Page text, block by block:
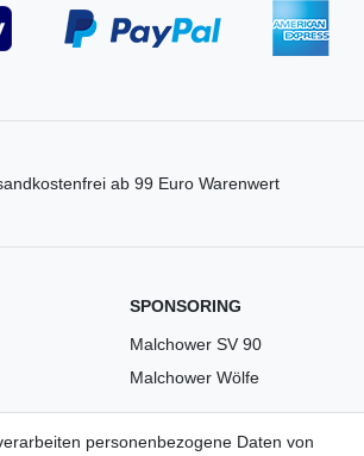
ab 99 Euro Warenwert
SPONSORING
Malchower SV 90
Malchower Wölfe
personenbezogene Daten von